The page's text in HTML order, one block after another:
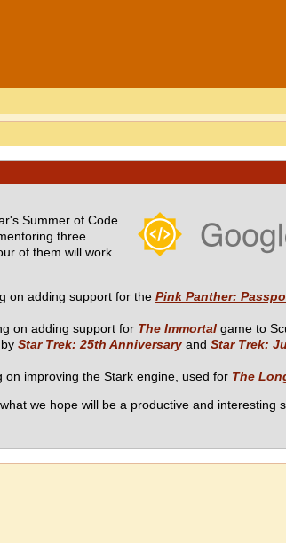
Summer of Code.
three
of them will work
on adding support for the Pink Panther:
on adding support for The Immortal game to
Star Trek: 25th Anniversary and Star Trek:
improving the Stark engine, used for The
we hope will be a productive and interesting